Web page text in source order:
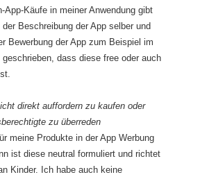
App-Käufe in meiner Anwendung gibt
der Beschreibung der App selber und
Bewerbung der App zum Beispiel im
dass diese free oder auch
direkt auffordern zu kaufen oder
zu überreden
meine Produkte in der App Werbung
ist diese neutral formuliert und richtet
Kinder. Ich habe auch keine